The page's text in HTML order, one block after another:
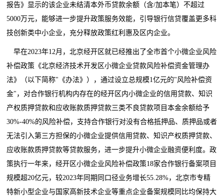
报告》显示的该企业未结清本外币贷款余额（含/加本笔）不超过
5000万元，能够进一步提升政策服务效能，引导银行信贷覆盖更多科
技创新类中小企业，充分释放政策红利惠及区内企业。
早在2023年12月，北京经开区就已经推出了全市首个小微企业风险
补偿政策《北京经济技术开发区小微企业贷款风险补偿资金管理办
法》（以下简称"《办法》），通过设立总规模1亿元的"风险补偿资
金"，对合作银行机构内存在的经开区内小微企业的信用贷款、知识
产权质押贷款和应收账款质押贷款三类不良贷款项目本金余额给予
30%-40%的风险补偿，支持合作银行对没有合格抵押品、质押品或者
无法引入第三方担保的小微企业提供信用贷款、知识产权质押贷款、
应收账款质押贷款等贷款服务，进一步提升小微企业融资便利度。政
策执行一年来，经开区小微企业风险补偿政策18家合作银行备案项目
规模超20亿元，较2023年同期同口径业务增长55.28%，北京市专精
特新小型企业与国家高新技术企业等重点企业备案规模同比均保持大